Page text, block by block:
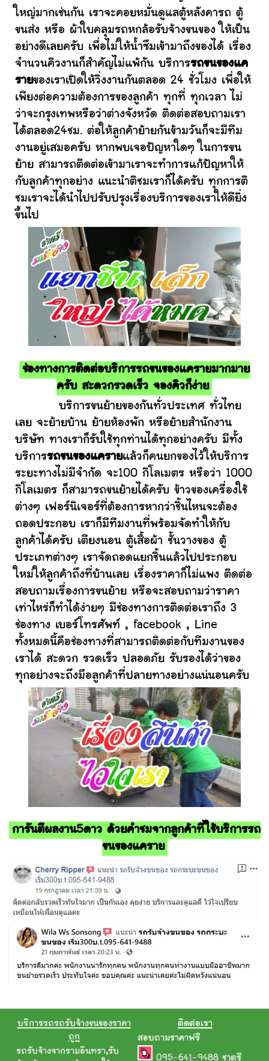
ใหญ่มากเช่นกัน เราจะคอยหมั่นดูแลตู้หลังคารถ ตู้
ขนส่ง หรือ ผ้าใบคลุมรถหกล้อรับจ้างขนของ ให้เป็น
อย่างดีเลยครับ เพื่อไม่ให้น้ำซึมเข้ามาถึงของได้ เรื่อง
จำนวนคิวงานก็สำคัญไม่แพ้กัน บริการรถขนของแค
รายของเราเปิดให้วิ่งงานกันตลอด 24 ชั่วโมง เพื่อให้
เพียงต่อความต้องการของลูกค้า ทุกที่ ทุกเวลา ไม่
ว่าจะกรุงเทพหรือว่าต่างจังหวัด ติดต่อสอบถามเรา
ได้ตลอด24ชม. ต่อให้ลูกค้าย้ายกันข้ามวันก็จะมีทีม
งานอยู่เสมอครับ หากพบเจอปัญหาใดๆ ในการขน
ย้าย สามารถติดต่อเข้ามาเราจะทำการแก้ปัญหาให้
กับลูกค้าทุกอย่าง แนะนำติชมเราก็ได้ครับ ทุกการติ
ชมเราจะได้นำไปปรับปรุงเรื่องบริการของเราให้ดียิ่ง
ขึ้นไป
ช่องทางการติดต่อบริการรถขนของแครายมากมาย
ครับ สะดวกรวดเร็ว จองคิวก็ง่าย
บริการขนย้ายของกันทั่วประเทศ ทั่วไทย
เลย จะย้ายบ้าน ย้ายห้องพัก หรือย้ายสำนักงาน
บริษัท ทางเราก็รับใช้ทุกท่านได้ทุกอย่างครับ มีทั้ง
บริการรถขนของแครายแล้วก็คนยกของไว้ให้บริการ
ระยะทางไม่มีจำกัด จะ100 กิโลเมตร หรือว่า 1000
กิโลเมตร ก็สามารถขนย้ายได้ครับ ข้าวของเครื่องใช้
ต่างๆ เฟอร์นิเจอร์ที่ต้องการหากว่าชิ้นไหนจะต้อง
ถอดประกอบ เราก็มีทีมงานที่พร้อมจัดทำให้กับ
ลูกค้าได้ครับ เตียงนอน ตู้เสื้อผ้า ชั้นวางของ ตู้
ประเภทต่างๆ เราจัดถอดแยกชิ้นแล้วไปประกอบ
ใหม่ให้ลูกค้าถึงที่บ้านเลย เรื่องราคาก็ไม่แพง ติดต่อ
สอบถามเรื่องการขนย้าย หรือจะสอบถามว่าราคา
เท่าไหร่ก็ทำได้ง่ายๆ มีช่องทางการติดต่อเราถึง 3
ช่องทาง เบอร์โทรศัพท์ , facebook , Line
ทั้งหมดนี้คือช่องทางที่สามารถติดต่อกับทีมงานของ
เราได้ สะดวก รวดเร็ว ปลอดภัย รับรองได้ว่าของ
ทุกอย่างจะถึงมือลูกค้าที่ปลายทางอย่างแน่นอนครับ
การันตีผลงาน5ดาว ด้วยคำชมจากลูกค้าที่ใช้บริการรถ
ขนของแคราย
บริการรถรถรับจ้างขนของราคา
ถูก
รถรับจ้างจากรามอินทรา,รับ
ติดต่อเรา
สอบถามราคาฟรี
095-641-9488 ชาตรี